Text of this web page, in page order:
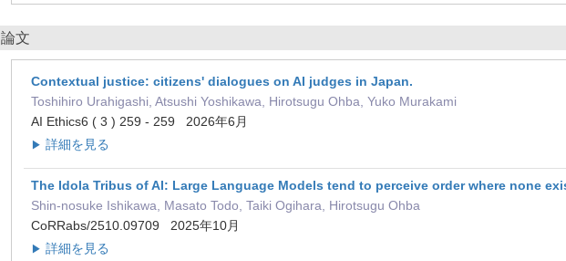
論文
Contextual justice: citizens' dialogues on AI judges in Japan.
Toshihiro Urahigashi, Atsushi Yoshikawa, Hirotsugu Ohba, Yuko Murakami
AI Ethics6 ( 3 ) 259 - 259 2026年6月
▶ 詳細を見る
The Idola Tribus of AI: Large Language Models tend to perceive order where none
Shin-nosuke Ishikawa, Masato Todo, Taiki Ogihara, Hirotsugu Ohba
CoRRabs/2510.09709 2025年10月
▶ 詳細を見る